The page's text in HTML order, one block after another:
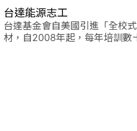
台達能源志工
台達基金會自美國引進「全校
材，自2008年起，每年培訓數